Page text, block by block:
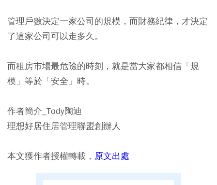
管理戶數決定一家公司的規模，而財務紀律，才決定
了這家公司可以走多久。
而租房市場最危險的時刻，就是當大家都相信「規
模」等於「安全」時。
作者簡介_Tody陶迪
理想好居住居管理聯盟創辦人
本文獲作者授權轉載， 原文出處